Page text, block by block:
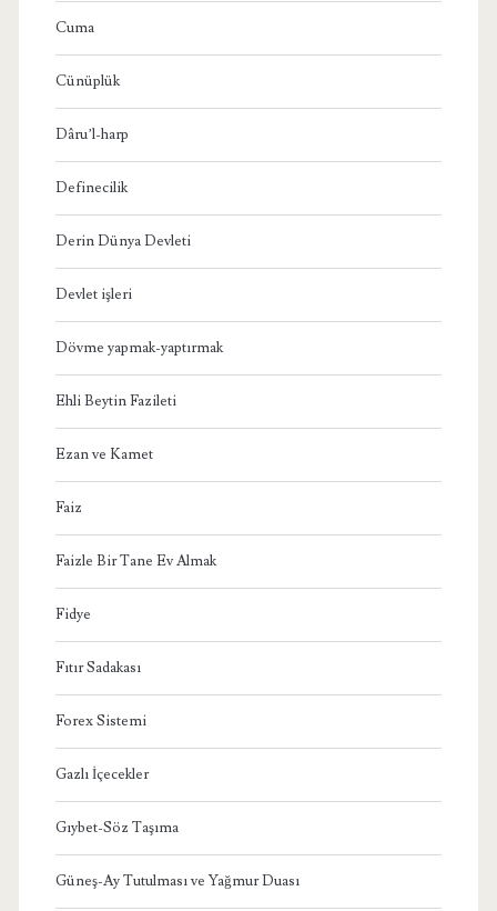
Cuma
Cünüplük
Dâru’l-harp
Definecilik
Derin Dünya Devleti
Devlet işleri
Dövme yapmak-yaptırmak
Ehli Beytin Fazileti
Ezan ve Kamet
Faiz
Faizle Bir Tane Ev Almak
Fidye
Fıtır Sadakası
Forex Sistemi
Gazlı İçecekler
Gıybet-Söz Taşıma
Güneş-Ay Tutulması ve Yağmur Duası